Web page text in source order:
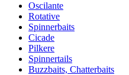
Oscilante
Rotative
Spinnerbaits
Cicade
Pilkere
Spinnertails
Buzzbaits, Chatterbaits